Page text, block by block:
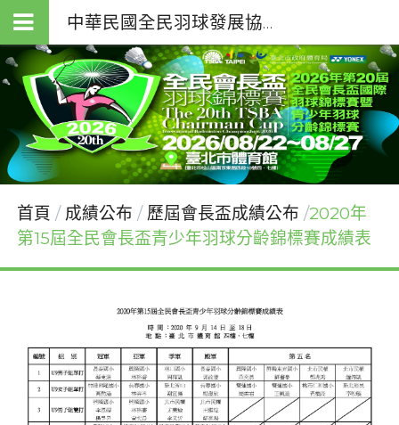
中華民國全民羽球發展協會（T.S.B.A.）
首頁 成績公布 歷屆會長盃成績公布 2020年
第15屆全民會長盃青少年羽球分齡錦標賽成績表